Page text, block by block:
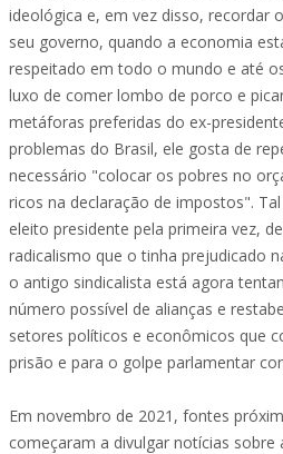
ideológica e, em vez disso, recordar
seu governo, quando a economia
respeitado em todo o mundo e até
luxo de comer lombo de porco e
metáforas preferidas do ex-
problemas do Brasil, ele gosta de
necessário "colocar os pobres no
ricos na declaração de impostos".
eleito presidente pela primeira vez,
radicalismo que o tinha prejudicado
o antigo sindicalista está agora
número possível de alianças e
setores políticos e econômicos que
prisão e para o golpe parlamentar
Em novembro de 2021, fontes
começaram a divulgar notícias sobre